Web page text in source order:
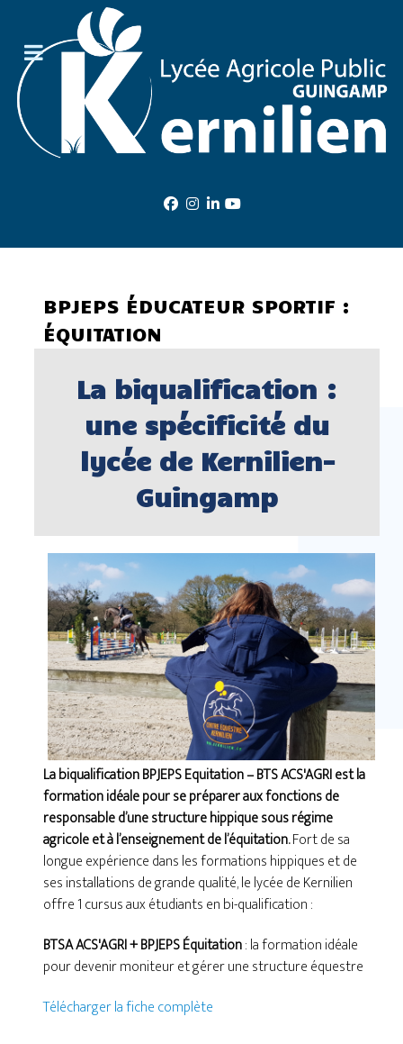
BPJEPS ÉDUCATEUR SPORTIF :
ÉQUITATION
La biqualification :
une spécificité du
lycée de Kernilien-
Guingamp
La biqualification BPJEPS Equitation – BTS ACS'AGRI est la
formation idéale pour se préparer aux fonctions de
responsable d’une structure hippique sous régime
agricole et à l’enseignement de l’équitation.Fort de sa
longue expérience dans les formations hippiques et de
ses installations de grande qualité, le lycée de Kernilien
offre 1 cursus aux étudiants en bi-qualification :
BTSA ACS'AGRI + BPJEPS Équitation: la formation idéale
pour devenir moniteur et gérer une structure équestre
Télécharger la fiche complète